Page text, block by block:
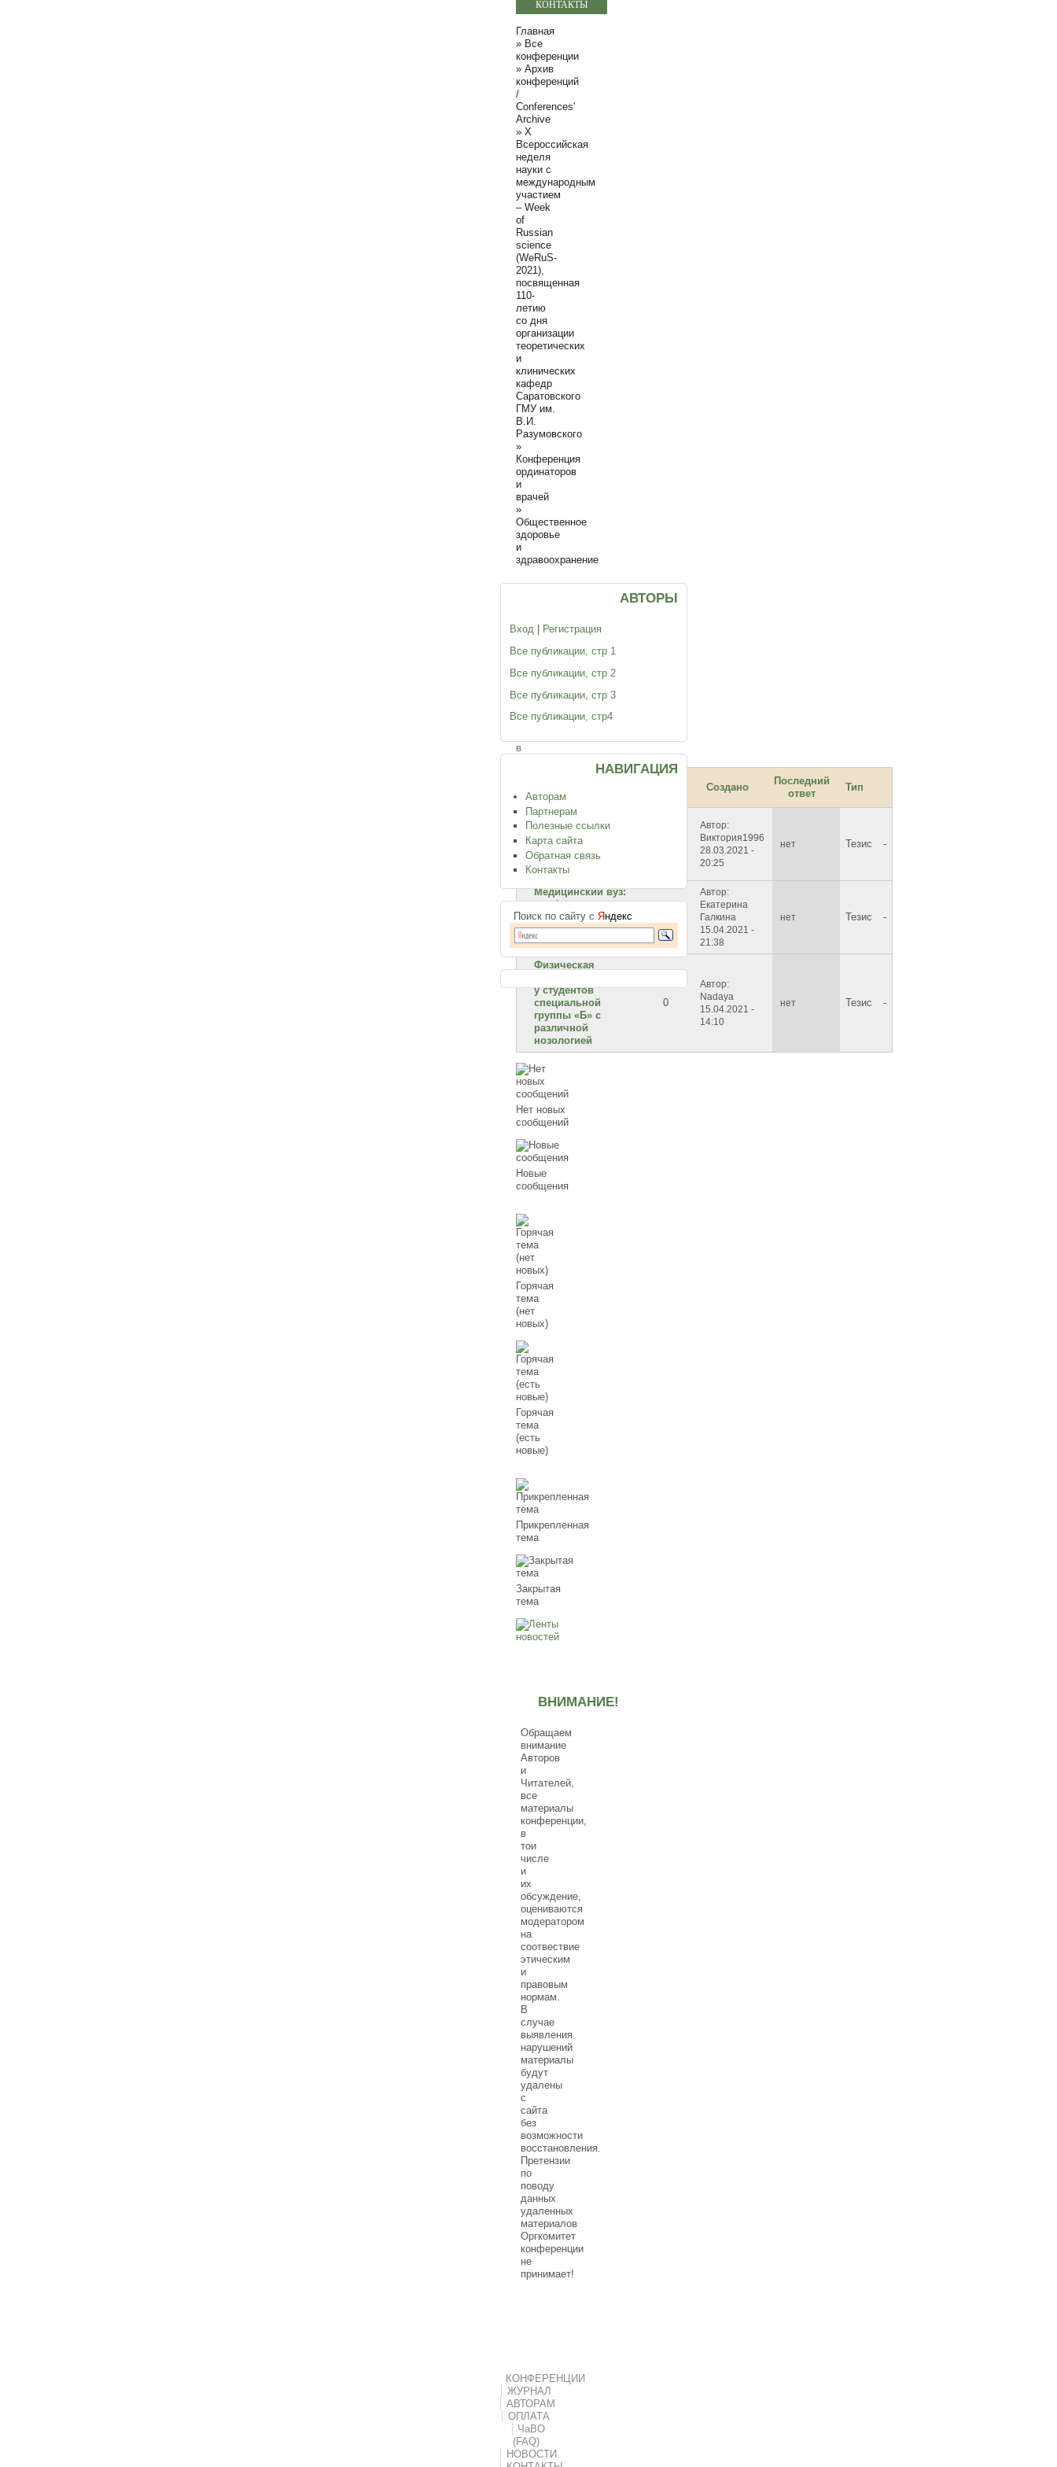
КОНТАКТЫ
Главная
» Все
конференции
»Архив
конференций
/
Conferences'
Archive
»Х
Всероссийская
неделя
науки с
международным
участием
– Week
of
Russian
science
(WeRuS-
2021),
посвященная
110-
летию
со дня
организации
теоретических
и
клинических
кафедр
Саратовского
ГМУ им.
В.И.
Разумовского
»
Конференция
ординаторов
и
врачей
»
Общественное
здоровье
и
здравоохранение
Общественное
и
здравоохранение
публикации
сообщения,
в
Создано
Последний
ответ
Тип
Адаптогены в
спорте. Эффект
применения
бобровой струи у
спортсменов
Автор:
Виктория1996
28.03.2021 -
20:25
нет Тезис -
Медицинский вуз:
профессиональное
образование в
современный
период
Автор:
Екатерина
Галкина
15.04.2021 -
21:38
нет Тезис -
Физическая
у студентов
специальной
группы «Б» с
различной
нозологией
0
Автор:
Nadaya
15.04.2021 -
14:10
нет Тезис -
Нет новых
сообщений
Новые
сообщения
Горячая
тема
(нет
новых)
Горячая
тема
(есть
новые)
Прикрепленная
тема
Закрытая
тема
ВНИМАНИЕ!
Обращаем
внимание
Авторов
и
Читателей,
все
материалы
конференции,
в
тои
числе
и
их
обсуждение,
оцениваются
модератором
на
соотвествие
этическим
и
правовым
нормам.
В
случае
выявления
нарушений
материалы
будут
удалены
с
сайта
без
возможности
восстановления.
Претензии
по
поводу
данных
удаленных
материалов
Оргкомитет
конференции
не
принимает!
АВТОРЫ
Вход | Регистрация
Все публикации, стр 1
Все публикации, стр 2
Все публикации, стр 3
Все публикации, стр4
НАВИГАЦИЯ
Авторам
Партнерам
Полезные ссылки
Карта сайта
Обратная связь
Контакты
Поиск по сайту с Яндекс
КОНФЕРЕНЦИИ
ЖУРНАЛ
АВТОРАМ
ОПЛАТА
ЧаВО
(FAQ)
НОВОСТИ